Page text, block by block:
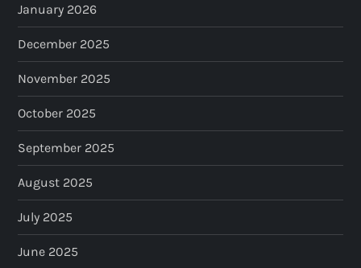
January 2026
December 2025
November 2025
October 2025
September 2025
August 2025
July 2025
June 2025